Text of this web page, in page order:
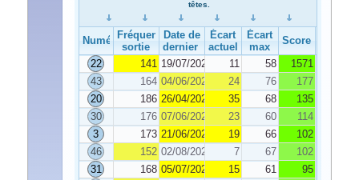
têtes.
NuméroFréquence de
sortie
Date de
dernier tirage
Écart
actuel
Écart
max
Score
22
141 19/07/2024 11 58
1571
43
164 04/06/2024 24 76
177
20
186 26/04/2024 35 68
135
30
176 07/06/2024 23 60
114
3
173 21/06/2024 19 66
102
46
152 02/08/2024 7 67
102
31
168 05/07/2024 15 61
95